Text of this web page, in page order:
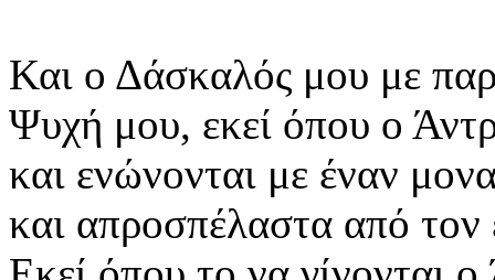
Και ο Δάσκαλός μου με
Ψυχή μου, εκεί όπου ο
και ενώνονται με έναν
και απροσπέλαστα από